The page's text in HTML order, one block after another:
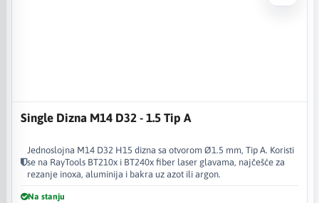
Single Dizna M14 D32 - 1.5 Tip A
Jednoslojna M14 D32 H15 dizna sa otvorom Ø1.5 mm, Tip A. Koristi
se na RayTools BT210x i BT240x fiber laser glavama, najčešće za
rezanje inoxa, aluminija i bakra uz azot ili argon.
Na stanju